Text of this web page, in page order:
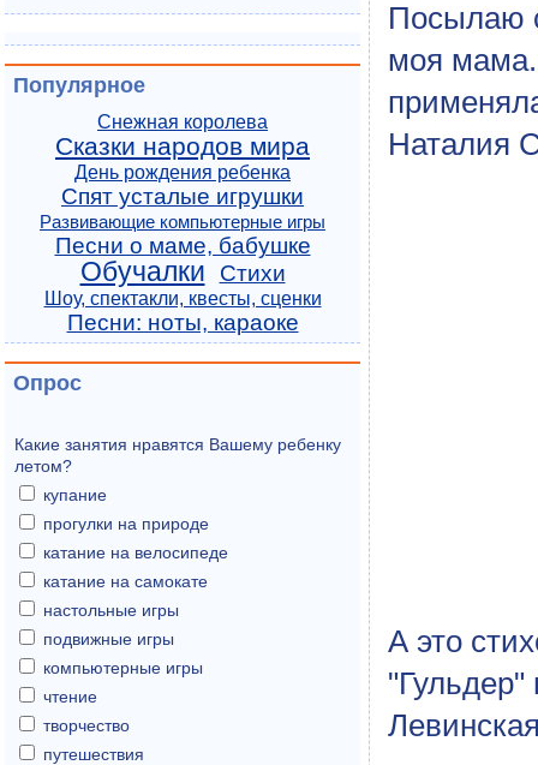
Посылаю
моя мама.
Наталия
А это
"Гульдер"
Популярное
Снежная королева
Сказки народов мира
День рождения ребенка
Спят усталые игрушки
Развивающие компьютерные игры
Песни о маме, бабушке
Обучалки Стихи
Шоу, спектакли, квесты, сценки
Песни: ноты, караоке
Опрос
Какие занятия нравятся Вашему ребенку
летом?
купание
прогулки на природе
катание на велосипеде
катание на самокате
настольные игры
подвижные игры
компьютерные игры
чтение
творчество
путешествия